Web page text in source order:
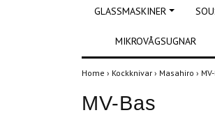
GLASSMASKINER
MIKROVÅGSUGNAR
Home › Kockknivar › Masahiro ›
MV-Bas